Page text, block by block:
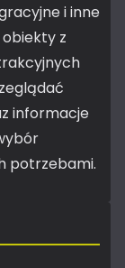
i inne
z
informacje
potrzebami.